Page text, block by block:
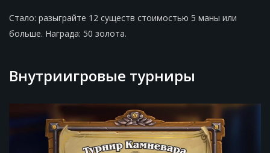
Стало: разыграйте 12 существ стоимостью 5 маны или
больше. Награда: 50 золота.
Внутриигровые турниры